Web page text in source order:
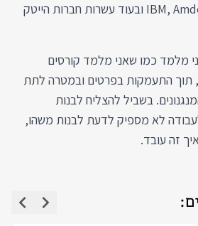
IBM, Amdocs, Sapiens, eBay ובעוד עשרות חברות הייטק
מלמד כמו שאני מלמד קורסים
תוך התעמקות בפרטים ובמטרה לתת
בשביל להצליח לבנות
לא מספיק לדעת לבנות משהו,
זה עובד.